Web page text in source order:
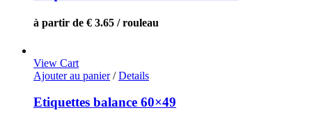
à partir de € 3.65 / rouleau
View Cart
Ajouter au panier/ Details
Etiquettes balance 60×49